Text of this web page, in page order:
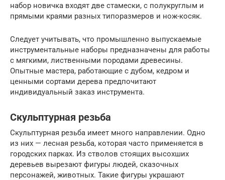
набор новичка входят две стамески, с полукруглым и
прямыми краями разных типоразмеров и нож-косяк.
Следует учитывать, что промышленно выпускаемые
инструментальные наборы предназначены для работы
с мягкими, лиственными породами древесины.
Опытные мастера, работающие с дубом, кедром и
ценными сортами дерева предпочитают
индивидуальный заказ инструмента.
Скульптурная резьба
Скульптурная резьба имеет много направлении. Одно
из них — лесная резьба, которая часто применяется в
городских парках. Из стволов стоящих высохших
деревьев вырезают фигуры людей, сказочных
персонажей, животных. Такие фигуры украшают